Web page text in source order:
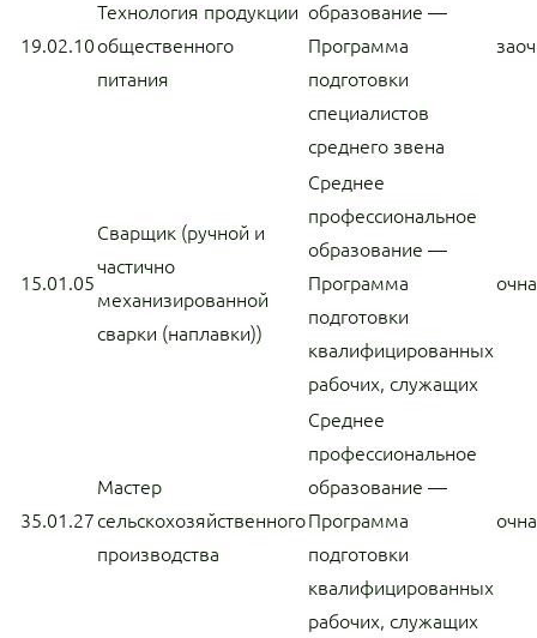
19.02.10
Технология продукции
общественного
питания
образование —
Программа
подготовки
специалистов
среднего звена
15.01.05
Сварщик (ручной и
частично
механизированной
сварки (наплавки))
Среднее
профессиональное
образование —
Программа
подготовки
квалифицированных
рабочих, служащих
35.01.27
Мастер
сельскохозяйственного
производства
Среднее
профессиональное
образование —
Программа
подготовки
квалифицированных
рабочих, служащих